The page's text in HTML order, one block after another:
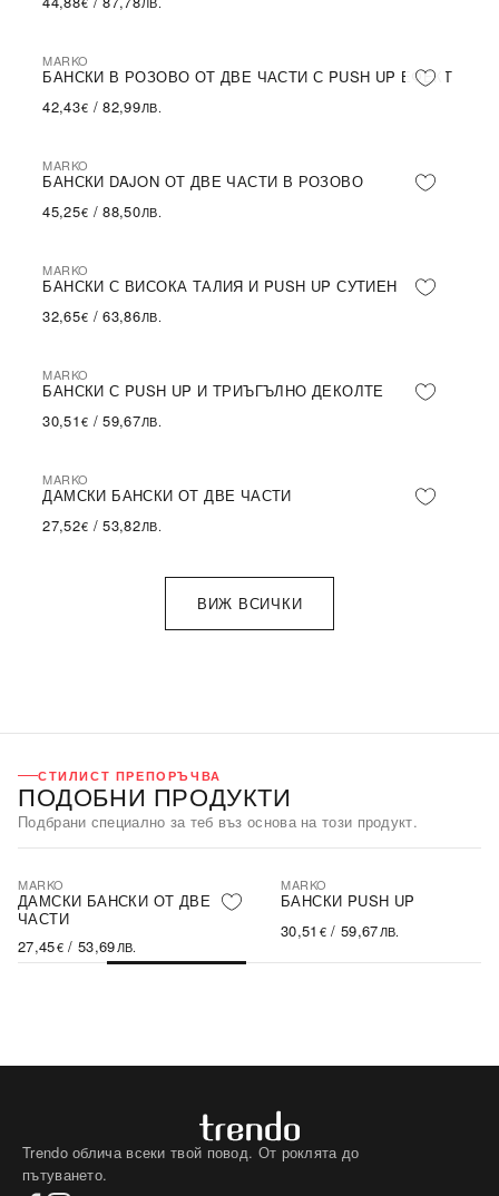
MARKO
БАНСКИ В РОЗОВО ОТ ДВЕ ЧАСТИ С PUSH UP ЕФЕКТ
42,43€ /82,99ЛВ.
MARKO
БАНСКИ DAJON ОТ ДВЕ ЧАСТИ В РОЗОВО
45,25€ /88,50ЛВ.
MARKO
БАНСКИ С ВИСОКА ТАЛИЯ И PUSH UP СУТИЕН
32,65€ /63,86ЛВ.
MARKO
БАНСКИ С PUSH UP И ТРИЪГЪЛНО ДЕКОЛТЕ
30,51€ /59,67ЛВ.
MARKO
ДАМСКИ БАНСКИ ОТ ДВЕ ЧАСТИ
27,52€ /53,82ЛВ.
ВИЖ ВСИЧКИ
СТИЛИСТ ПРЕПОРЪЧВА
ПОДОБНИ ПРОДУКТИ
Подбрани специално за теб въз основа на този продукт.
MARKO
ДАМСКИ БАНСКИ ОТ ДВЕ
ЧАСТИ
27,45€/ 53,69ЛВ.
MARKO
БАНСКИ PUSH UP
30,51 €/ 59,67ЛВ.
Trendo облича всеки твой повод. От роклята до
пътуването.